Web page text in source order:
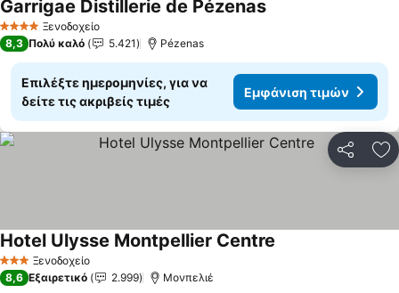
4 ΑστέριαΞενοδοχείο
Garrigae Distillerie de Pézenas
8,3 Πολύ καλό 5.421 Pézenas
Επιλέξτε ημερομηνίες, για να
δείτε τις ακριβείς τιμές
Εμφάνιση τιμών
3 ΑστέριαΞενοδοχείο
Hotel Ulysse Montpellier Centre
8,6 Εξαιρετικό 2.999 Μονπελιέ